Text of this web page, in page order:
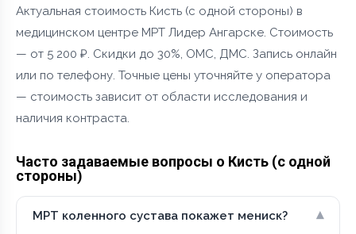
Актуальная стоимость Кисть (с одной стороны) в
медицинском центре МРТ Лидер Ангарске. Стоимость
— от 5 200 ₽. Скидки до 30%, ОМС, ДМС. Запись онлайн
или по телефону. Точные цены уточняйте у оператора
— стоимость зависит от области исследования и
наличия контраста.
Часто задаваемые вопросы о Кисть (с одной
стороны)
МРТ коленного сустава покажет мениск? ▾